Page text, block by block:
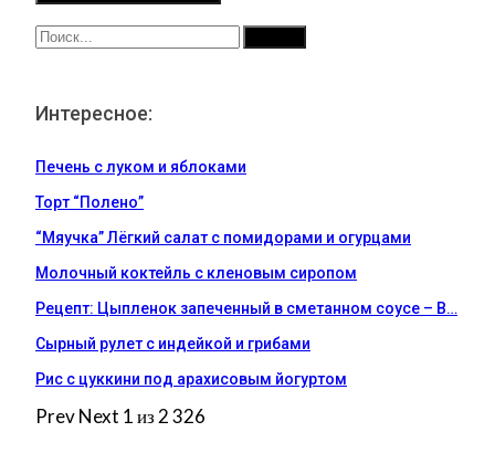
Интересное:
Печень с луком и яблоками
Торт “Полено”
“Мяучка” Лёгкий салат с помидорами и огурцами
Молочный коктейль с кленовым сиропом
Рецепт: Цыпленок запеченный в сметанном соусе – В…
Сырный рулет с индейкой и грибами
Рис с цуккини под арахисовым йогуртом
PrevNext 1 из 2 326